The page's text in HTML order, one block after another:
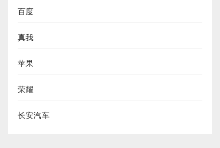
百度
真我
苹果
荣耀
长安汽车